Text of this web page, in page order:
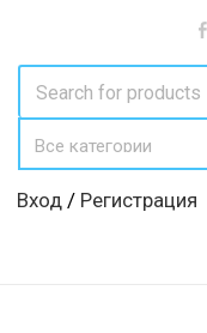
Все категории
Вход / Регистрация